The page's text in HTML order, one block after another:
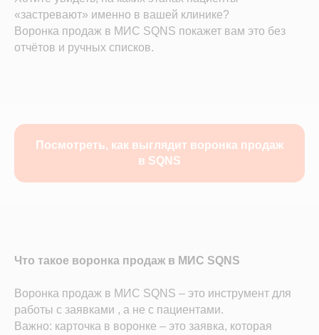
«застревают» именно в вашей клинике?
Воронка продаж в МИС SQNS покажет вам это без
отчётов и ручных списков.
Посмотреть, как выглядит воронка продаж
в SQNS
Что такое воронка продаж в МИС SQNS
Воронка продаж в МИС SQNS – это инструмент для
работы с заявками , а не с пациентами.
Важно: карточка в воронке – это заявка, которая